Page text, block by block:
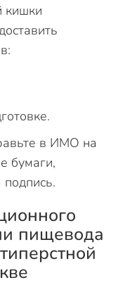
кишки
в ИМО на
бумаги,
пищевода